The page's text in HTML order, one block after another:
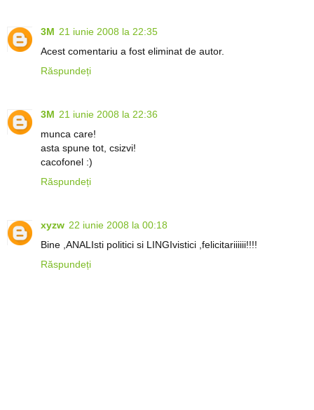
3M 21 iunie 2008 la 22:35
Acest comentariu a fost eliminat de autor.
Răspundeți
3M 21 iunie 2008 la 22:36
munca care!
asta spune tot, csizvi!
cacofonel :)
Răspundeți
xyzw 22 iunie 2008 la 00:18
Bine ,ANALIsti politici si LINGIvistici ,felicitariiiiii!!!!
Răspundeți